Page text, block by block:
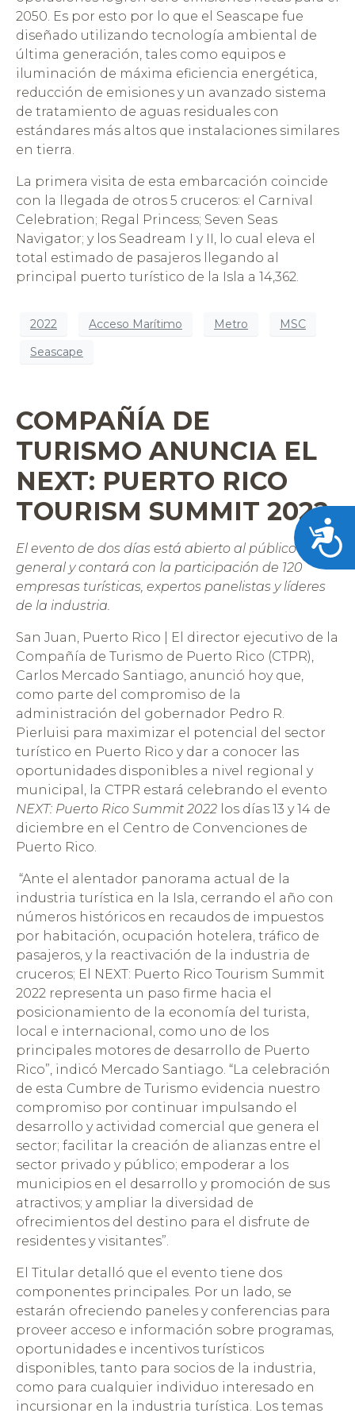
2050. Es por esto por lo que el Seascape fue
diseñado utilizando tecnología ambiental de
última generación, tales como equipos e
iluminación de máxima eficiencia energética,
reducción de emisiones y un avanzado sistema
de tratamiento de aguas residuales con
estándares más altos que instalaciones similares
en tierra.
La primera visita de esta embarcación coincide
con la llegada de otros 5 cruceros: el Carnival
Celebration; Regal Princess; Seven Seas
Navigator; y los Seadream I y II, lo cual eleva el
total estimado de pasajeros llegando al
principal puerto turístico de la Isla a 14,362.
2022 Acceso Marítimo Metro
MSC
Seascape
COMPAÑÍA DE
TURISMO ANUNCIA EL
NEXT: PUERTO RICO
TOURISM SUMMIT 2022
El evento de dos días está abierto al público en
general y contará con la participación de 120
empresas turísticas, expertos panelistas y líderes
de la industria.
San Juan, Puerto Rico | El director ejecutivo de la
Compañía de Turismo de Puerto Rico (CTPR),
Carlos Mercado Santiago, anunció hoy que,
como parte del compromiso de la
administración del gobernador Pedro R.
Pierluisi para maximizar el potencial del sector
turístico en Puerto Rico y dar a conocer las
oportunidades disponibles a nivel regional y
municipal, la CTPR estará celebrando el evento
NEXT: Puerto Rico Summit 2022 los días 13 y 14 de
diciembre en el Centro de Convenciones de
Puerto Rico.
“Ante el alentador panorama actual de la
industria turística en la Isla, cerrando el año con
números históricos en recaudos de impuestos
por habitación, ocupación hotelera, tráfico de
pasajeros, y la reactivación de la industria de
cruceros; El NEXT: Puerto Rico Tourism Summit
2022 representa un paso firme hacia el
posicionamiento de la economía del turista,
local e internacional, como uno de los
principales motores de desarrollo de Puerto
Rico”, indicó Mercado Santiago. “La celebración
de esta Cumbre de Turismo evidencia nuestro
compromiso por continuar impulsando el
desarrollo y actividad comercial que genera el
sector; facilitar la creación de alianzas entre el
sector privado y público; empoderar a los
municipios en el desarrollo y promoción de sus
atractivos; y ampliar la diversidad de
ofrecimientos del destino para el disfrute de
residentes y visitantes”.
El Titular detalló que el evento tiene dos
componentes principales. Por un lado, se
estarán ofreciendo paneles y conferencias para
proveer acceso e información sobre programas,
oportunidades e incentivos turísticos
disponibles, tanto para socios de la industria,
como para cualquier individuo interesado en
incursionar en la industria turística. Los temas